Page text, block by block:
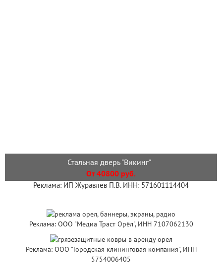
Стальная дверь "Викинг"
От 40800 руб.
Реклама: ИП Журавлев П.В. ИНН: 571601114404
Реклама: ООО "Медиа Траст Орёл", ИНН 7107062130
Реклама: ООО "Городская клининговая компания", ИНН
5754006405